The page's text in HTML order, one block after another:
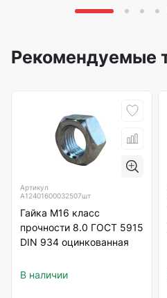
Рекомендуемые
Артикул
А12401600032507шт
Гайка М16 класс
прочности 8.0 ГОСТ 5915
DIN 934 оцинкованная
В наличии